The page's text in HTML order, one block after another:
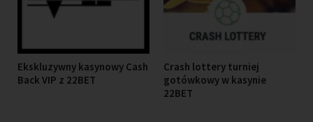
Ekskluzywny kasynowy Cash
Back VIP z 22BET
Crash lottery turniej
gotówkowy w kasynie
22BET